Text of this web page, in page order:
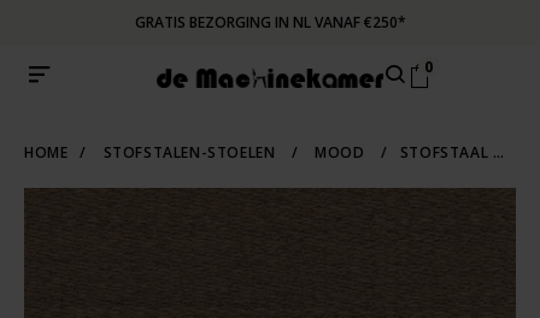
GRATIS BEZORGING IN NL VANAF €250*
0
HOME / STOFSTALEN-STOELEN / MOOD / STOFSTAAL MOOD 4104 | LICHTBRUIN